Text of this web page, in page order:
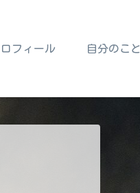
フィール 自分のこと